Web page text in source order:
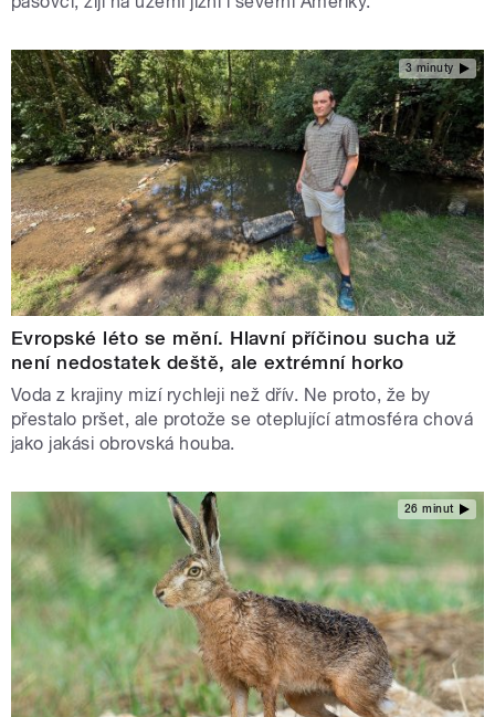
3 minuty
Evropské léto se mění. Hlavní příčinou sucha už
není nedostatek deště, ale extrémní horko
Voda z krajiny mizí rychleji než dřív. Ne proto, že by
přestalo pršet, ale protože se oteplující atmosféra chová
jako jakási obrovská houba.
26 minut